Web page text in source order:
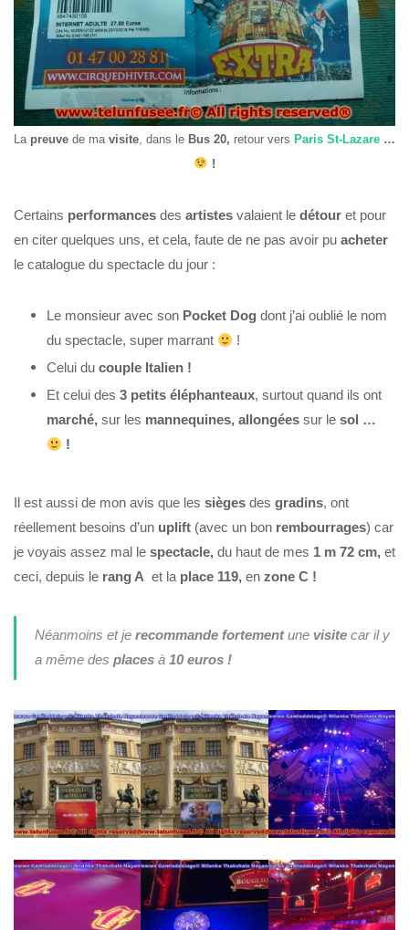
La preuve de ma visite , dans le Bus 20, retour vers Paris St-Lazare …
!
Certains performances des artistes valaient le détour et pour
en citer quelques uns, et cela, faute de ne pas avoir pu acheter
le catalogue du spectacle du jour :
Le monsieur avec son Pocket Dog dont j’ai oublié le nom
du spectacle, super marrant
!
Celui du couple Italien !
Et celui des 3 petits éléphanteaux, surtout quand ils ont
marché, sur les mannequines, allongées sur le sol …
!
Il est aussi de mon avis que les sièges des gradins, ont
réellement besoins d’un uplift (avec un bon rembourrages) car
je voyais assez mal le spectacle, du haut de mes 1 m 72 cm, et
ceci, depuis le rang A et la place 119, en zone C !
Néanmoins et je recommande fortementune visitecar il y
a même des placesà10 euros !